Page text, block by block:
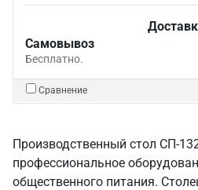
Самовывоз
Бесплатно.
Сравнение
Производственный стол СП-
профессиональное
общественного питания.